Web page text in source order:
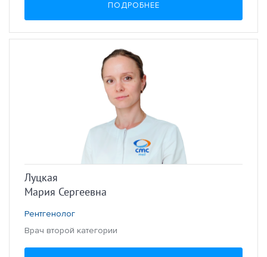
ПОДРОБНЕЕ
Луцкая
Мария Сергеевна
Рентгенолог
Врач второй категории